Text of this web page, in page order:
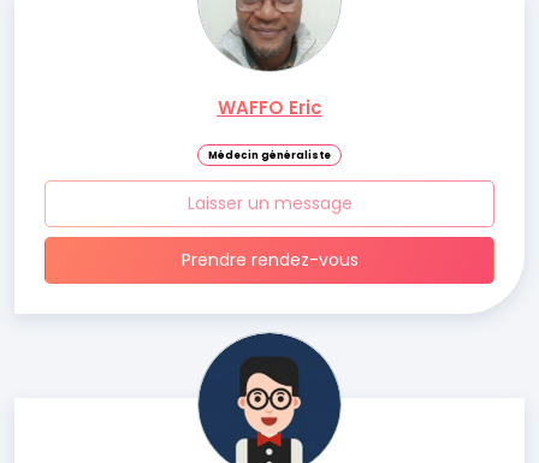
WAFFO Eric
Médecin généraliste
Laisser un message
Prendre rendez-vous